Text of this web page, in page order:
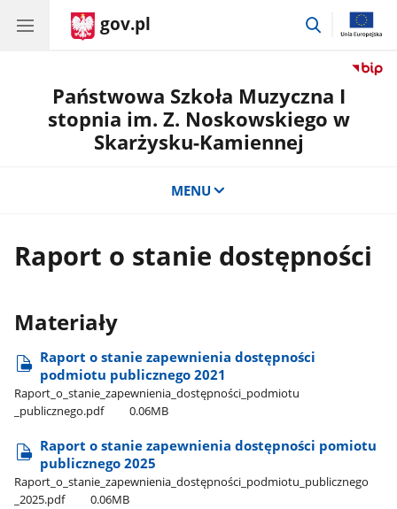
gov.pl
przejdź
Państwowa Szkoła Muzyczna I
stopnia im. Z. Noskowskiego w
Skarżysku-Kamiennej
MENU
Raport o stanie dostępności
Materiały
Raport o stanie zapewnienia dostępności
podmiotu publicznego 2021
Raport​_o​_stanie​_zapewnienia​_dostępności​_podmiotu​
_publicznego.pdf
0.06MB
Raport o stanie zapewnienia dostępności pomiotu
publicznego 2025
Raport​_o​_stanie​_zapewnienia​_dostępności​_podmiotu​_publicznego​
_2025.pdf
0.06MB